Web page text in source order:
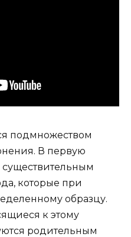
подмножеством
В первую
существительным
которые при
образцу.
к этому
родительным